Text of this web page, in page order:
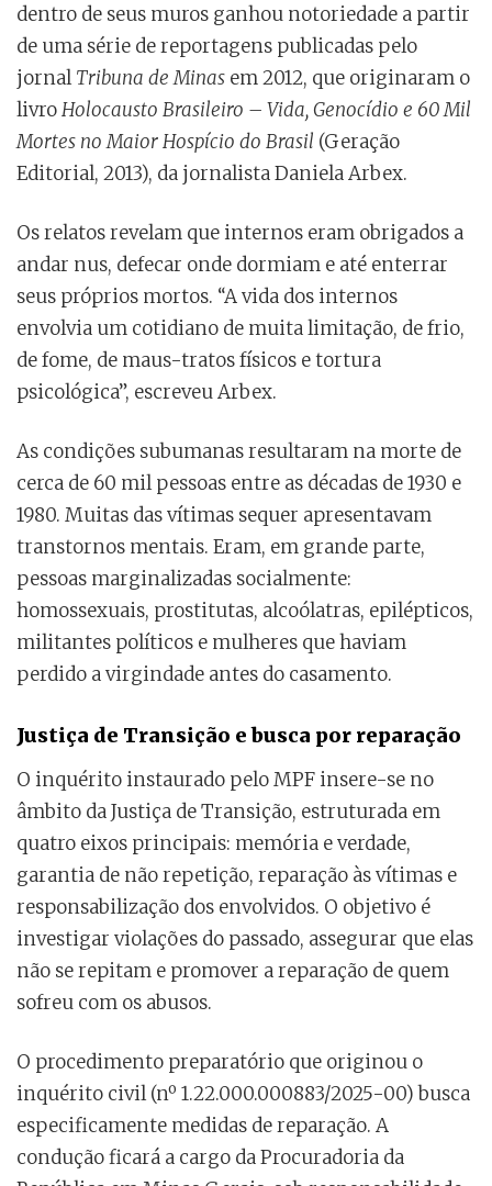
dentro de seus muros ganhou notoriedade a partir
de uma série de reportagens publicadas pelo
jornalTribuna de Minas em 2012, que originaram o
livroHolocausto Brasileiro – Vida, Genocídio e 60 Mil
Mortes no Maior Hospício do Brasil (Geração
Editorial, 2013), da jornalista Daniela Arbex.
Os relatos revelam que internos eram obrigados a
andar nus, defecar onde dormiam e até enterrar
seus próprios mortos. “A vida dos internos
envolvia um cotidiano de muita limitação, de frio,
de fome, de maus-tratos físicos e tortura
psicológica”, escreveu Arbex.
As condições subumanas resultaram na morte de
cerca de 60 mil pessoas entre as décadas de 1930 e
1980. Muitas das vítimas sequer apresentavam
transtornos mentais. Eram, em grande parte,
pessoas marginalizadas socialmente:
homossexuais, prostitutas, alcoólatras, epilépticos,
militantes políticos e mulheres que haviam
perdido a virgindade antes do casamento.
Justiça de Transição e busca por reparação
O inquérito instaurado pelo MPF insere-se no
âmbito da Justiça de Transição, estruturada em
quatro eixos principais: memória e verdade,
garantia de não repetição, reparação às vítimas e
responsabilização dos envolvidos. O objetivo é
investigar violações do passado, assegurar que elas
não se repitam e promover a reparação de quem
sofreu com os abusos.
O procedimento preparatório que originou o
inquérito civil (nº 1.22.000.000883/2025-00) busca
especificamente medidas de reparação. A
condução ficará a cargo da Procuradoria da